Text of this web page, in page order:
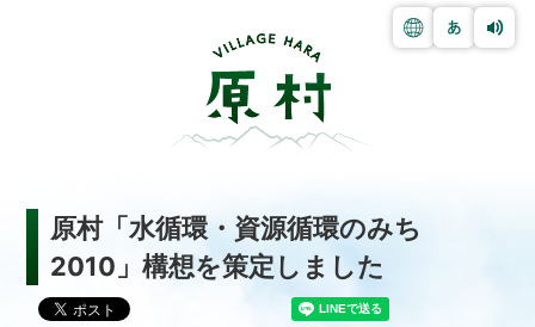
原村「水循環・資源循環のみち
2010」構想を策定しました